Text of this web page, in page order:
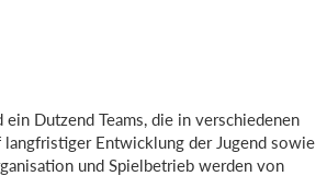
Dutzend Teams, die in verschiedenen
Entwicklung der Jugend sowie
und Spielbetrieb werden von